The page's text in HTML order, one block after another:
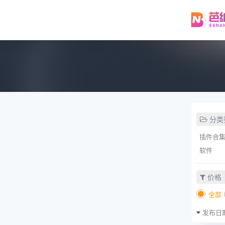
分
插件合集
软件
价格
全部
发布日